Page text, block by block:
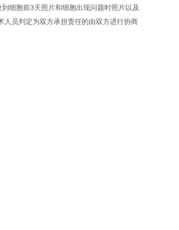
细胞前3天照片和细胞出现问题时照片以及
人员判定为双方承担责任的由双方进行协商